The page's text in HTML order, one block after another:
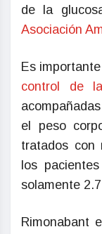
de la
Asociación
Es
control de
el peso
tratados con
los
solamente
Rimonabant